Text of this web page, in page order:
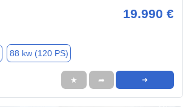
19.990 €
88 kw (120 PS)
★ ➦ ➜